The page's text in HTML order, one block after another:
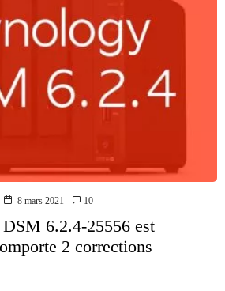
8 mars 2021 10
6.2.4-25556 est
2 corrections